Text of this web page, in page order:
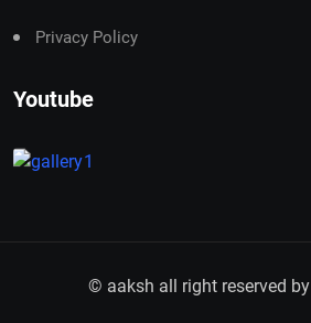
Privacy Policy
Youtube
© aaksh all right reserved by